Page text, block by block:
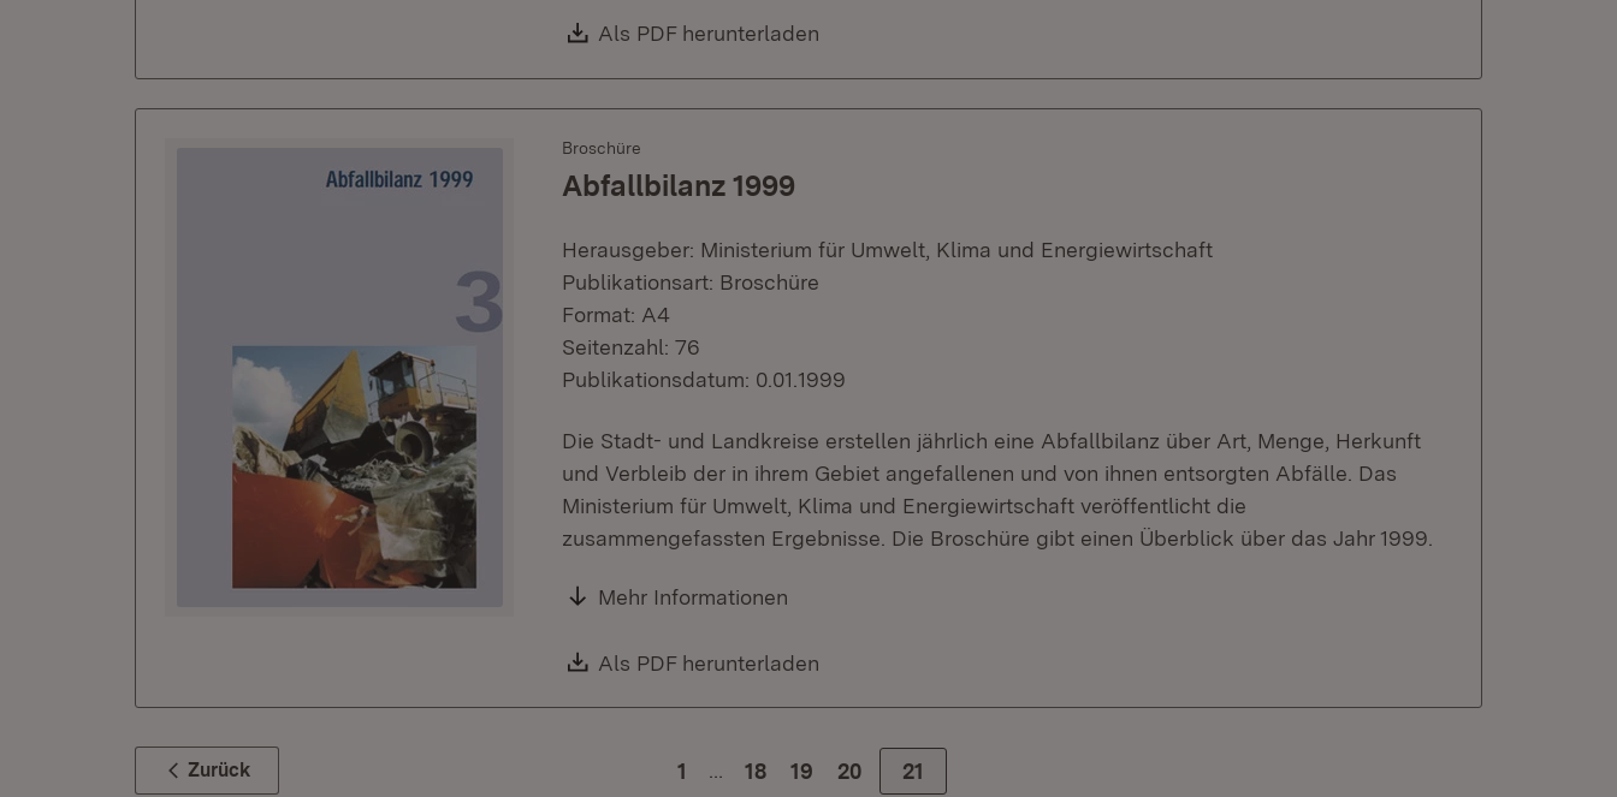
Download:
Als PDF herunterladen
Broschüre
Abfallbilanz 1999
Herausgeber: Ministerium für Umwelt, Klima und Energiewirtschaft
Publikationsart: Broschüre
Format: A4
Seitenzahl: 76
Publikationsdatum: 0.01.1999
Die Stadt- und Landkreise erstellen jährlich eine Abfallbilanz über Art, Menge, Herkunft
und Verbleib der in ihrem Gebiet angefallenen und von ihnen entsorgten Abfälle. Das
Ministerium für Umwelt, Klima und Energiewirtschaft veröffentlicht die
zusammengefassten Ergebnisse. Die Broschüre gibt einen Überblick über das Jahr 1999.
Mehr Informationen
Download:
Als PDF herunterladen
Zurück 1 … Zur Seite
18 Zur Seite
19 Zur Seite
20 Zur Seite
21